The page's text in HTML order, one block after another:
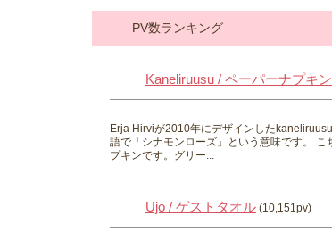
PV数ランキング
Kaneliruusu / ペーパーナプキン
Erja Hirviが2010年にデザインした
語で「シナモンローズ」という意味です。 こ
プキンです。グリー...
Ujo / ゲストタオル (10,151pv)